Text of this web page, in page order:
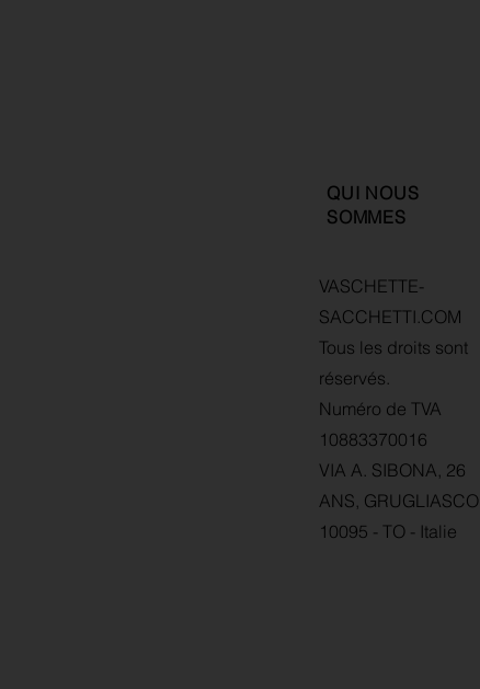
QUI NOUS
SOMMES
VASCHETTE-
SACCHETTI.COM
Tous les droits sont
réservés.
Numéro de TVA
10883370016
VIA A. SIBONA, 26
ANS, GRUGLIASCO
10095 - TO - Italie